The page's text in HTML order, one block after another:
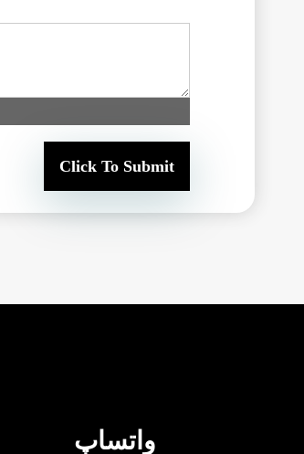
Click To Submit
واتساپ